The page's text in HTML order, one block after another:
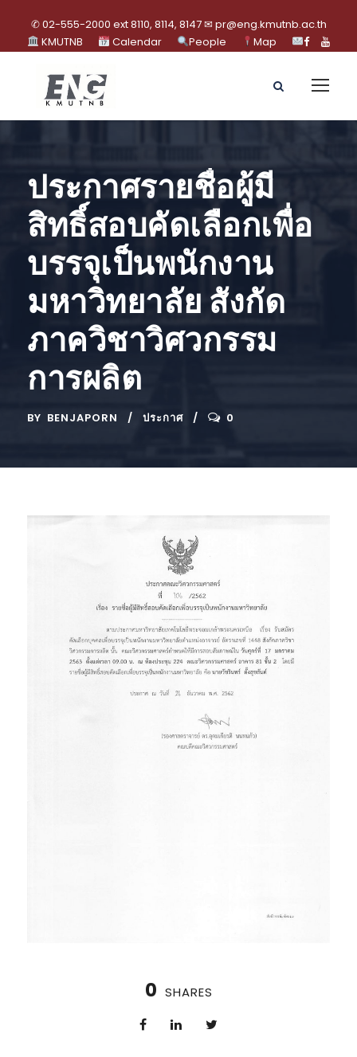
✆ 02-555-2000 ext 8110, 8114, 8147 ✉ pr@eng.kmutnb.ac.th
KMUTNB
Calendar People Map
ประกาศรายชื่อผู้มี
สิทธิ์สอบคัดเลือกเพื่อ
บรรจุเป็นพนักงาน
มหาวิทยาลัย สังกัด
ภาควิชาวิศวกรรม
การผลิต
BY BENJAPORN ประกาศ 0
0 SHARES